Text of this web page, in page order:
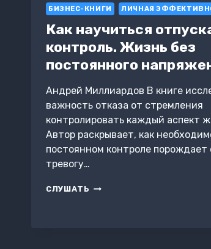
БИЗНЕС-КНИГИ ЛИЧНАЯ
Как научиться
контроль. Жизнь без
постоянного
Андрей Миллиардов В книге
важность отказа от стремления
контролировать каждый аспект
Автор раскрывает, как
постоянном контроле порождает
тревогу…
СЛУШАТЬ КАК